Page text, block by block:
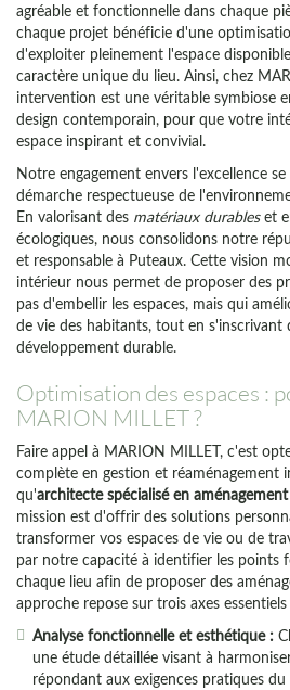
agréable et fonctionnelle dans chaque
chaque projet bénéficie d'une
d'exploiter pleinement l'espace
caractère unique du lieu. Ainsi, chez
intervention est une véritable symbiose
design contemporain, pour que votre
espace inspirant et convivial.
Notre engagement envers l'excellence
démarche respectueuse de
En valorisant des matériaux durableset
écologiques, nous consolidons notre
et responsable à Puteaux. Cette vision
intérieur nous permet de proposer des
pas d'embellir les espaces, mais qui
de vie des habitants, tout en s'inscrivant
développement durable.
Optimisation des espaces :
MARION MILLET ?
Faire appel à MARION MILLET, c'est
complète en gestion et réaménagement
qu'architecte spécialisé en
mission est d'offrir des solutions
transformer vos espaces de vie ou de
par notre capacité à identifier les points
chaque lieu afin de proposer des
approche repose sur trois axes essentiels
Analyse fonctionnelle et esthétique :
une étude détaillée visant à
répondant aux exigences pratiques